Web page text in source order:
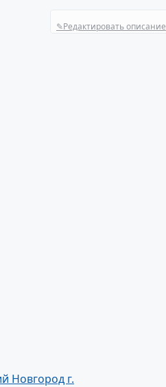
✎Редактировать описание
Новгород г.